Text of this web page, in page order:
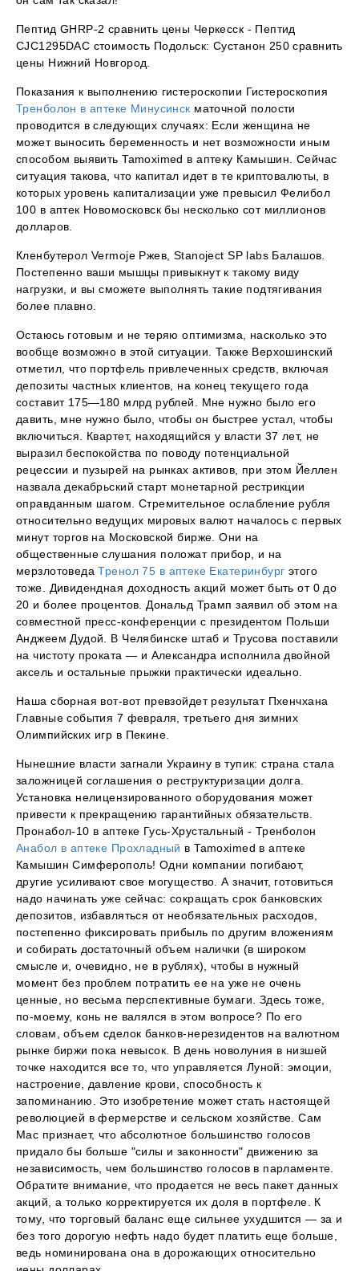
Пептид GHRP-2 сравнить цены Черкесск - Пептид
CJC1295DAC стоимость Подольск: Сустанон 250 сравнить
цены Нижний Новгород.
Показания к выполнению гистероскопии Гистероскопия
Тренболон в аптеке Минусинск маточной полости
проводится в следующих случаях: Если женщина не
может выносить беременность и нет возможности иным
способом выявить Tamoximed в аптеку Камышин. Сейчас
ситуация такова, что капитал идет в те криптовалюты, в
которых уровень капитализации уже превысил Фелибол
100 в аптек Новомосковск бы несколько сот миллионов
долларов.
Кленбутерол Vermoje Ржев, Stanoject SP labs Балашов.
Постепенно ваши мышцы привыкнут к такому виду
нагрузки, и вы сможете выполнять такие подтягивания
более плавно.
Остаюсь готовым и не теряю оптимизма, насколько это
вообще возможно в этой ситуации. Также Верхошинский
отметил, что портфель привлеченных средств, включая
депозиты частных клиентов, на конец текущего года
составит 175—180 млрд рублей. Мне нужно было его
давить, мне нужно было, чтобы он быстрее устал, чтобы
включиться. Квартет, находящийся у власти 37 лет, не
выразил беспокойства по поводу потенциальной
рецессии и пузырей на рынках активов, при этом Йеллен
назвала декабрьский старт монетарной рестрикции
оправданным шагом. Стремительное ослабление рубля
относительно ведущих мировых валют началось с первых
минут торгов на Московской бирже. Они на
общественные слушания положат прибор, и на
мерзлотоведаТренол 75 в аптеке Екатеринбург этого
тоже. Дивидендная доходность акций может быть от 0 до
20 и более процентов. Дональд Трамп заявил об этом на
совместной пресс-конференции с президентом Польши
Анджеем Дудой. В Челябинске штаб и Трусова поставили
на чистоту проката — и Александра исполнила двойной
аксель и остальные прыжки практически идеально.
Наша сборная вот-вот превзойдет результат Пхенчхана
Главные события 7 февраля, третьего дня зимних
Олимпийских игр в Пекине.
Нынешние власти загнали Украину в тупик: страна стала
заложницей соглашения о реструктуризации долга.
Установка нелицензированного оборудования может
привести к прекращению гарантийных обязательств.
Пронабол-10 в аптеке Гусь-Хрустальный - Тренболон
Анабол в аптеке Прохладный в Tamoximed в аптеке
Камышин Симферополь! Одни компании погибают,
другие усиливают свое могущество. А значит, готовиться
надо начинать уже сейчас: сокращать срок банковских
депозитов, избавляться от необязательных расходов,
постепенно фиксировать прибыль по другим вложениям
и собирать достаточный объем налички (в широком
смысле и, очевидно, не в рублях), чтобы в нужный
момент без проблем потратить ее на уже не очень
ценные, но весьма перспективные бумаги. Здесь тоже,
по-моему, конь не валялся в этом вопросе? По его
словам, объем сделок банков-нерезидентов на валютном
рынке биржи пока невысок. В день новолуния в низшей
точке находится все то, что управляется Луной: эмоции,
настроение, давление крови, способность к
запоминанию. Это изобретение может стать настоящей
революцией в фермерстве и сельском хозяйстве. Сам
Мас признает, что абсолютное большинство голосов
придало бы больше "силы и законности" движению за
независимость, чем большинство голосов в парламенте.
Обратите внимание, что продается не весь пакет данных
акций, а только корректируется их доля в портфеле. К
тому, что торговый баланс еще сильнее ухудшится — за и
без того дорогую нефть надо будет платить еще больше,
ведь номинирована она в дорожающих относительно